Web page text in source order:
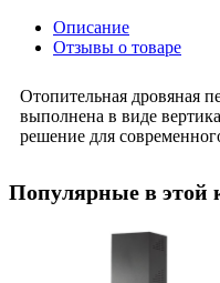
Описание
Отзывы о товаре
Отопительная дровяная
выполнена в виде
решение для
Популярные в этой